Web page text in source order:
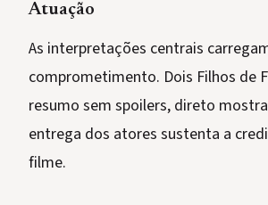
Atuação
As interpretações centrais
comprometimento. Dois Filhos de
resumo sem spoilers, direto
entrega dos atores sustenta a
filme.